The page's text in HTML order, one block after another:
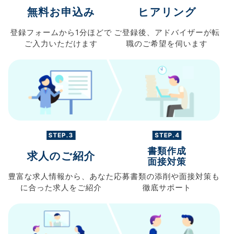
無料お申込み
登録フォームから 1分ほどで
ご入力 いただけます
ヒアリング
ご登録後、 アドバイザーが転
職のご希望を伺います
STEP.3
求人のご紹介
豊富な求人情報から、 あなた
に合った求人を ご紹介
STEP.4
書類作成
面接対策
応募書類の添削や面接対策も
徹底サポート